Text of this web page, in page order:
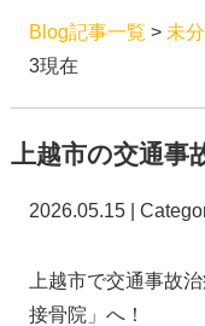
Blog記事一覧 > 未
3現在
上越市の交通事
2026.05.15 |
上越市で交通事故
接骨院」へ！